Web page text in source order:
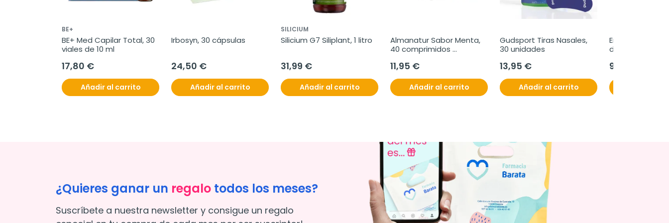
BE+
BE+ Med Capilar Total, 30
viales de 10 ml
17,80 €
Añadir al carrito
Irbosyn, 30 cápsulas
24,50 €
Añadir al carrito
SILICIUM
Silicium G7 Siliplant, 1 litro
31,99 €
Añadir al carrito
Almanatur Sabor Menta,
40 comprimidos
11,95 €
Añadir al carrito
Gudsport Tiras Nasales,
30 unidades
13,95 €
Añadir al carrito
Enterogermina,
de 5 ml
9,45 €
¿Quieres ganar un regalo todos los meses?
Suscríbete a nuestra newsletter y consigue un regalo